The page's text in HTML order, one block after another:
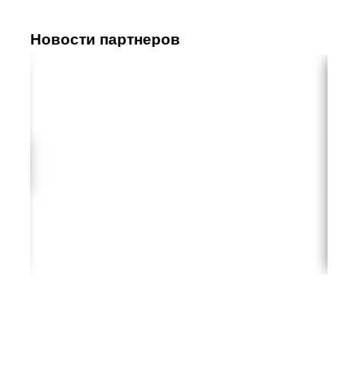
Новости партнеров